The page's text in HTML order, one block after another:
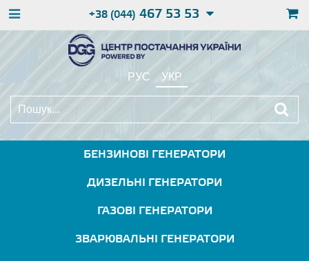
+38 (044) 467 53 53
РУС УКР
БЕНЗИНОВІ ГЕНЕРАТОРИ
ДИЗЕЛЬНІ ГЕНЕРАТОРИ
ГАЗОВІ ГЕНЕРАТОРИ
ЗВАРЮВАЛЬНІ ГЕНЕРАТОРИ